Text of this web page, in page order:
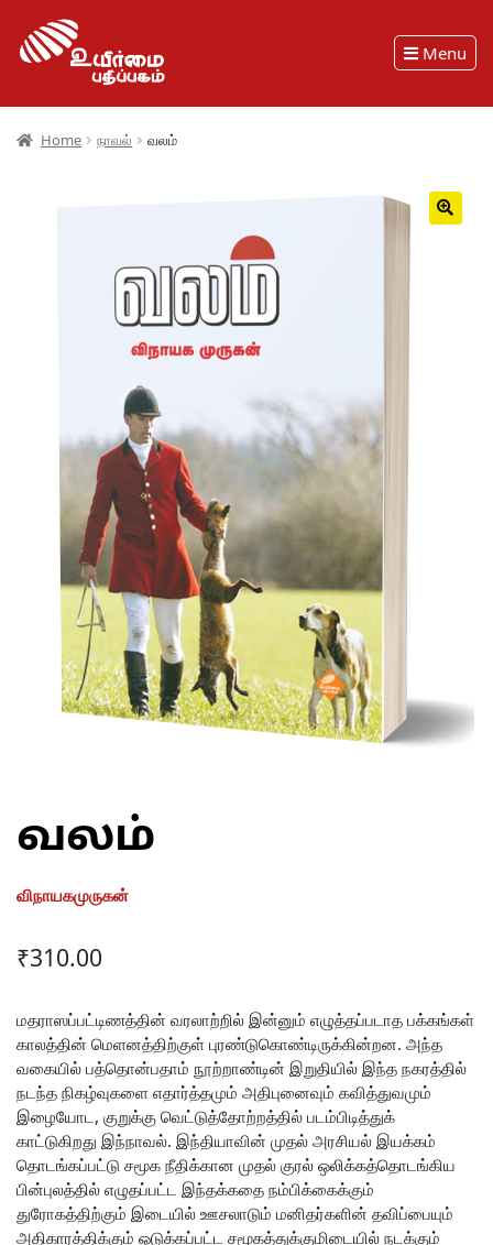
Menu
Home நாவல் வலம்
வலம்
விநாயகமுருகன்
₹310.00
மதராஸப்பட்டிணத்தின் வரலாற்றில் இன்னும் எழுத்தப்படாத பக்கங்கள்
காலத்தின் மெளனத்திற்குள் புரண்டுகொண்டிருக்கின்றன. அந்த
வகையில் பத்தொன்பதாம் நூற்றாண்டின் இறுதியில் இந்த நகரத்தில்
நடந்த நிகழ்வுகளை எதார்த்தமும் அதிபுனைவும் கவித்துவமும்
இழையோட, குறுக்கு வெட்டுத்தோற்றத்தில் படம்பிடித்துக்
காட்டுகிறது இந்நாவல். இந்தியாவின் முதல் அரசியல் இயக்கம்
தொடங்கப்பட்டு சமூக நீதிக்கான முதல் குரல் ஒலிக்கத்தொடங்கிய
பின்புலத்தில் எழுதப்பட்ட இந்தக்கதை நம்பிக்கைக்கும்
துரோகத்திற்கும் இடையில் ஊசலாடும் மனிதர்களின் தவிப்பையும்
அதிகாரத்திக்கும் ஒடுக்கப்பட்ட சமூகத்துக்குமிடையில் நடக்கும்